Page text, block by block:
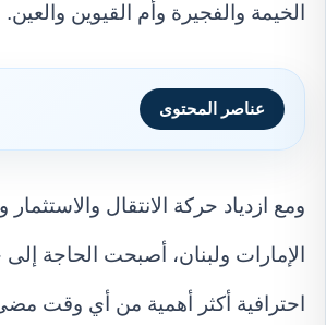
الخيمة والفجيرة وأم القيوين والعين.
عناصر المحتوى
ومع ازدياد حركة الانتقال والاستثمار
الإمارات ولبنان، أصبحت الحاجة
احترافية أكثر أهمية من أي وقت